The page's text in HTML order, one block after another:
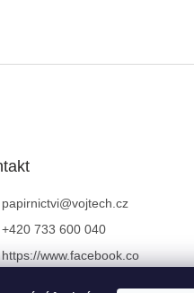
papirnictvi@vojtech.cz
+420 733 600 040
https://www.facebook.co